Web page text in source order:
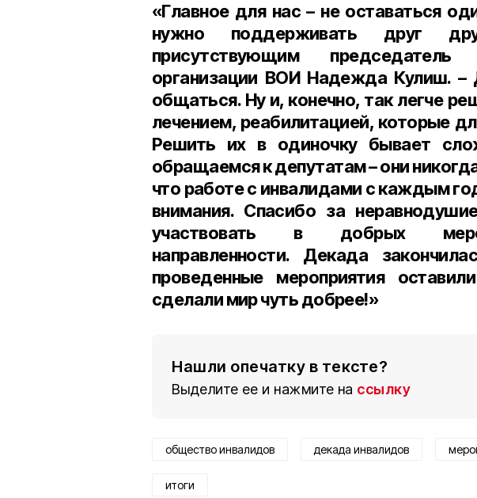
«Главное для нас – не оставаться
нужно поддерживать друг
присутствующим
организации ВОИ Надежда Кулиш. –
общаться. Ну и, конечно, так легче
лечением, реабилитацией, которые
Решить их в одиночку бывает
обращаемся к депутатам – они
что работе с инвалидами с каждым
внимания. Спасибо за
участвовать в добрых
направленности. Декада
проведенные мероприятия
сделали мир чуть добрее!»
Нашли опечатку в тексте?
Выделите ее и нажмите на ссылку
общество инвалидов декада инвалидов
итоги